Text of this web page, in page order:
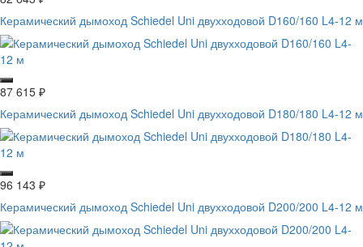
Керамический дымоход Schiedel Uni двухходовой D160/160 L4-12 м
87 615 ₽
Керамический дымоход Schiedel Uni двухходовой D180/180 L4-12 м
96 143 ₽
Керамический дымоход Schiedel Uni двухходовой D200/200 L4-12 м